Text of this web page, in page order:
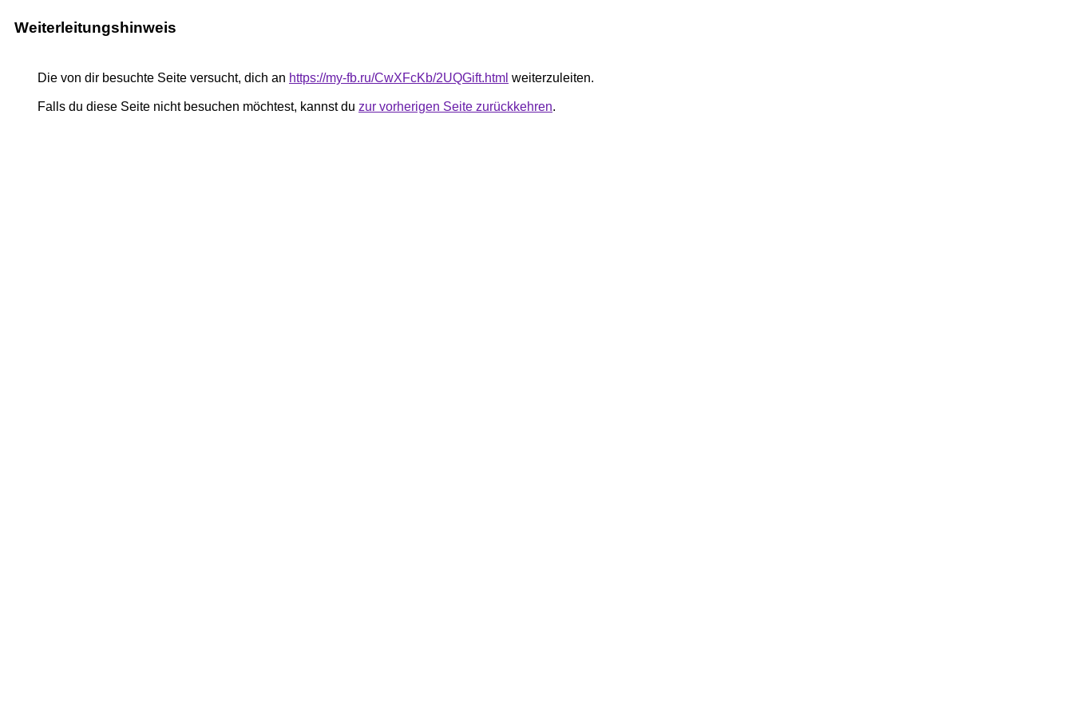
Weiterleitungshinweis
Die von dir besuchte Seite versucht, dich an https://my-fb.ru/CwXFcKb/2UQGift.html weiterzuleiten.
Falls du diese Seite nicht besuchen möchtest, kannst du zur vorherigen Seite zurückkehren.